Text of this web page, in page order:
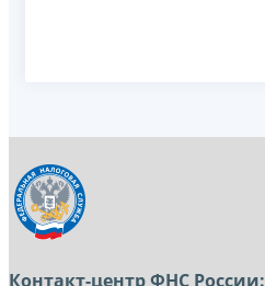
Контакт-центр ФНС России: